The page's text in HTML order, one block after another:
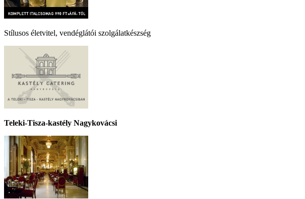
Stílusos életvitel, vendéglátói szolgálatkészség
Teleki-Tisza-kastély Nagykovácsi